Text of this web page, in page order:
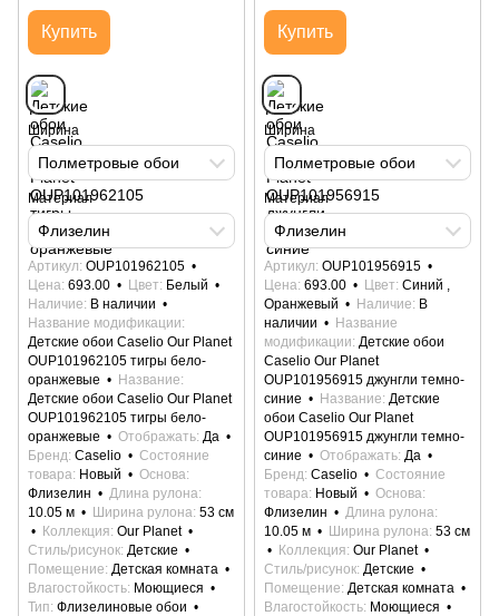
Купить
Ширина
Полметровые обои
Материал
Флизелин
Артикул OUP101962105
Цена 693.00 Цвет
Белый
Наличие
В наличии
Название модификации
Детские обои Caselio Our Planet
OUP101962105 тигры бело-
оранжевые
Название
Детские обои Caselio Our Planet
OUP101962105 тигры бело-
оранжевые
Отображать Да
Бренд Caselio
Состояние
товара Новый
Основа
Флизелин
Длина рулона
10.05 м
Ширина рулона 53 см
Коллекция Our Planet
Стиль/рисунок Детские
Помещение Детская комната
Влагостойкость Моющиеся
Тип Флизелиновые обои
Купить
Ширина
Полметровые обои
Материал
Флизелин
Артикул OUP101956915
Цена 693.00 Цвет Синий ,
Оранжевый
Наличие
В
наличии
Название
модификации Детские обои
Caselio Our Planet
OUP101956915 джунгли темно-
синие
Название Детские
обои Caselio Our Planet
OUP101956915 джунгли темно-
синие
Отображать Да
Бренд Caselio
Состояние
товара Новый
Основа
Флизелин
Длина рулона
10.05 м
Ширина рулона 53 см
Коллекция Our Planet
Стиль/рисунок Детские
Помещение Детская комната
Влагостойкость Моющиеся